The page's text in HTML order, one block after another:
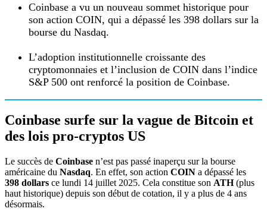
Coinbase a vu un nouveau sommet historique pour
son action COIN, qui a dépassé les 398 dollars sur la
bourse du Nasdaq.
L’adoption institutionnelle croissante des
cryptomonnaies et l’inclusion de COIN dans l’indice
S&P 500 ont renforcé la position de Coinbase.
Coinbase surfe sur la vague de Bitcoin et
des lois pro-cryptos US
Le succès de Coinbase n’est pas passé inaperçu sur la bourse
américaine du Nasdaq. En effet, son action COIN a dépassé les
398 dollars ce lundi 14 juillet 2025. Cela constitue son ATH(plus
haut historique) depuis son début de cotation, il y a plus de 4 ans
désormais.